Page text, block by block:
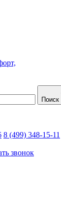
Поиск
8 (499) 348-15-11
звонок